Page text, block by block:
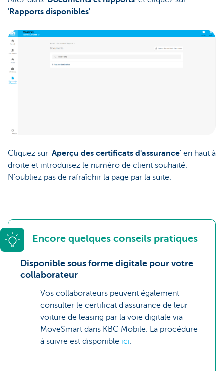
' Rapports disponibles'
Cliquez sur 'Aperçu des certificats d'assurance' en haut à
droite et introduisez le numéro de client souhaité.
N'oubliez pas de rafraîchir la page par la suite.
Encore quelques conseils pratiques
Disponible sous forme digitale pour votre
collaborateur
Vos collaborateurs peuvent également
consulter le certificat d'assurance de leur
voiture de leasing par la voie digitale via
MoveSmart dans KBC Mobile. La procédure
à suivre est disponible ici.